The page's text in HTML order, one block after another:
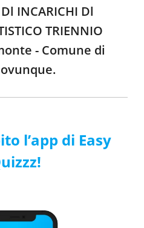
INCARICHI Dl
TRIENNIO
- Comune di
l’app di Easy